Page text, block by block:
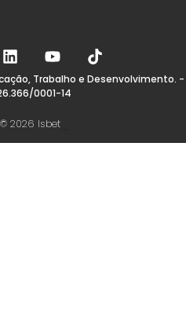
Trabalho e Desenvolvimento. -
0001-14
2026 Isbet